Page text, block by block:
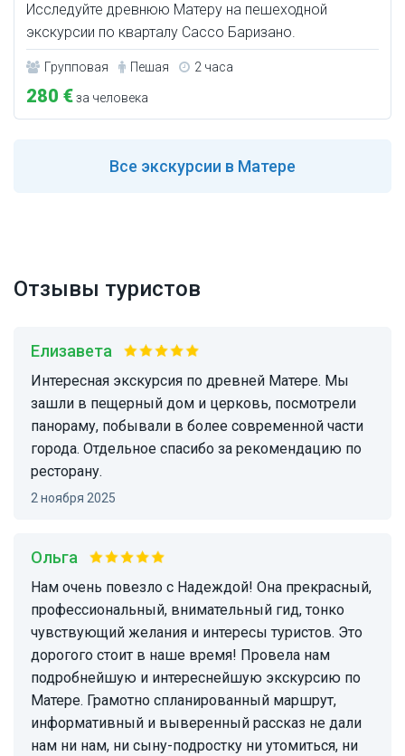
Исследуйте древнюю Матеру на пешеходной
экскурсии по кварталу Сассо Баризано.
Групповая Пешая 2 часа
280 €за человека
Все экскурсии в Матере
Отзывы туристов
Елизавета
Интересная экскурсия по древней Матере. Мы
зашли в пещерный дом и церковь, посмотрели
панораму, побывали в более современной части
города. Отдельное спасибо за рекомендацию по
ресторану.
2 ноября 2025
Ольга
Нам очень повезло с Надеждой! Она прекрасный,
профессиональный, внимательный гид, тонко
чувствующий желания и интересы туристов. Это
дорогого стоит в наше время! Провела нам
подробнейшую и интереснейшую экскурсию по
Матере. Грамотно спланированный маршрут,
информативный и выверенный рассказ не дали
нам ни нам, ни сыну-подростку ни утомиться, ни